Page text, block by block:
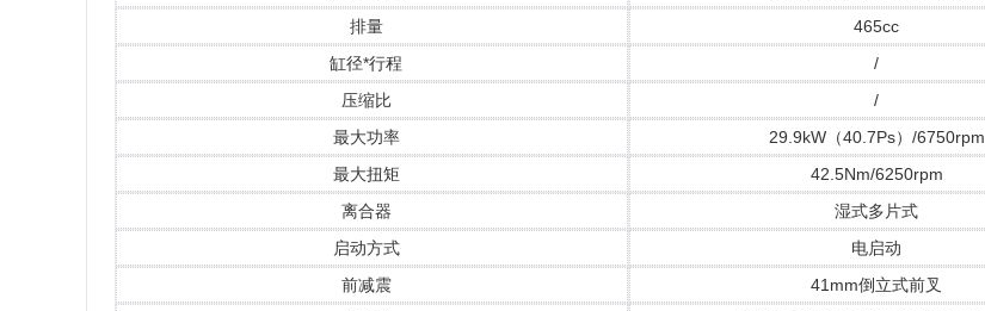
排量
465cc
缸径*行程
/
压缩比
/
最大功率
29.9kW（40.7Ps）/6750rpm
最大扭矩
42.5Nm/6250rpm
离合器
湿式多片式
启动方式
电启动
前减震
41mm倒立式前叉